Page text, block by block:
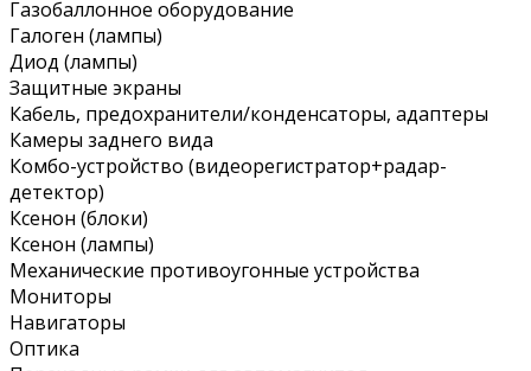
Газобаллонное оборудование
Галоген (лампы)
Диод (лампы)
Защитные экраны
Кабель, предохранители/конденсаторы, адаптеры
Камеры заднего вида
Комбо-устройство (видеорегистратор+радар-
детектор)
Ксенон (блоки)
Ксенон (лампы)
Механические противоугонные устройства
Мониторы
Навигаторы
Оптика